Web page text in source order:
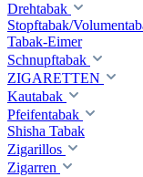
Drehtabak
Stopftabak/
Tabak-Eimer
Schnupftabak
ZIGARETTEN
Kautabak
Pfeifentabak
Shisha Tabak
Zigarillos
Zigarren